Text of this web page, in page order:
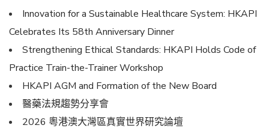
Innovation for a Sustainable Healthcare System: HKAPI
Celebrates Its 58th Anniversary Dinner
Strengthening Ethical Standards: HKAPI Holds Code of
Practice Train-the-Trainer Workshop
HKAPI AGM and Formation of the New Board
醫藥法規趨勢分享會
2026 粵港澳大灣區真實世界研究論壇